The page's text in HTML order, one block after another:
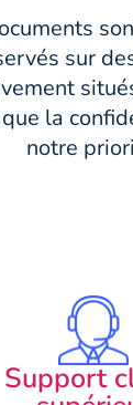
sur
la
notre
Support